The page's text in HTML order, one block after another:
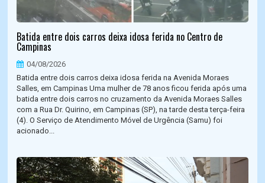
Batida entre dois carros deixa idosa ferida no Centro de
Campinas
04/08/2026
Batida entre dois carros deixa idosa ferida na Avenida Moraes
Salles, em Campinas Uma mulher de 78 anos ficou ferida após uma
batida entre dois carros no cruzamento da Avenida Moraes Salles
com a Rua Dr. Quirino, em Campinas (SP), na tarde desta terça-feira
(4). O Serviço de Atendimento Móvel de Urgência (Samu) foi
acionado...